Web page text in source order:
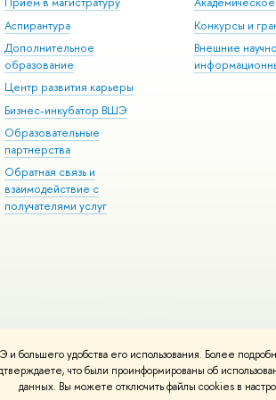
удобства его использования. Более
что были проинформированы об
данных. Вы можете отключить файлы cookies в
Аспирантура
Дополнительное
образование
Центр развития карьеры
Бизнес-инкубатор ВШЭ
Образовательные
партнерства
Обратная связь и
взаимодействие с
получателями услуг
Конкурсы и
Внешние
Условия использования материалов
вШколе дизайна НИУ ВШЭ